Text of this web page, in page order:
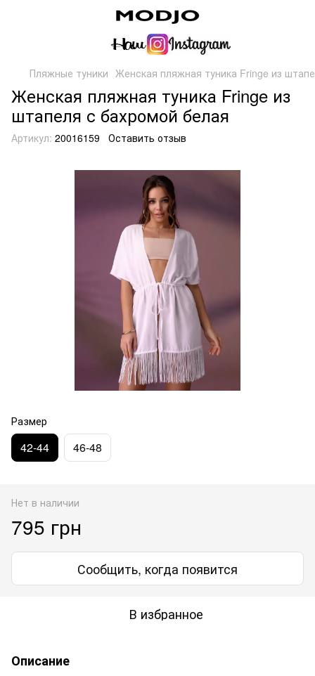
Пляжные туники Женская пляжная туника Fringe из
Женская пляжная туника Fringe из
штапеля с бахромой белая
Артикул: 20016159 Оставить отзыв
Размер
42-44 46-48
Нет в наличии
795 грн
Сообщить, когда появится
В избранное
Описание